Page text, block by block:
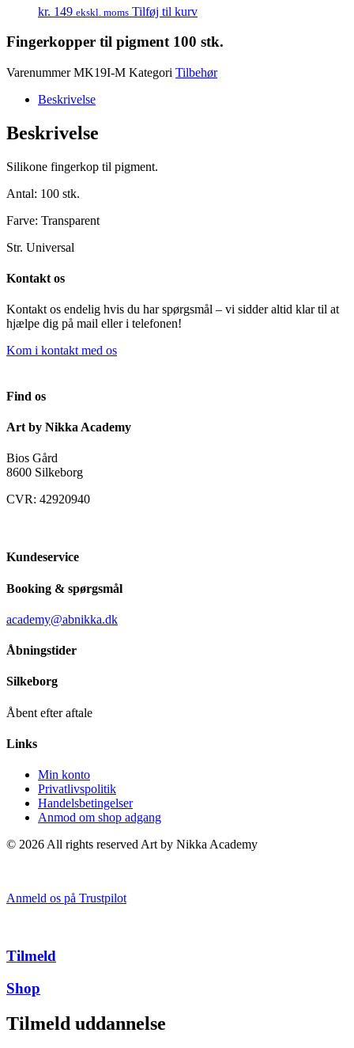
kr. 149 ekskl. moms Tilføj til kurv
Fingerkopper til pigment 100 stk.
VarenummerMK19I-M Kategori Tilbehør
Beskrivelse
Beskrivelse
Silikone fingerkop til pigment.
Antal: 100 stk.
Farve: Transparent
Str. Universal
Kontakt os
Kontakt os endelig hvis du har spørgsmål – vi sidder altid klar til at
hjælpe dig på mail eller i telefonen!
Kom i kontakt med os
Find os
Art by Nikka Academy
Bios Gård
8600 Silkeborg
CVR: 42920940
Kundeservice
Booking & spørgsmål
academy@abnikka.dk
Åbningstider
Silkeborg
Åbent efter aftale
Links
Min konto
Privatlivspolitik
Handelsbetingelser
Anmod om shop adgang
© 2026 All rights reserved Art by Nikka Academy
Anmeld os på Trustpilot
Tilmeld
Shop
Tilmeld uddannelse